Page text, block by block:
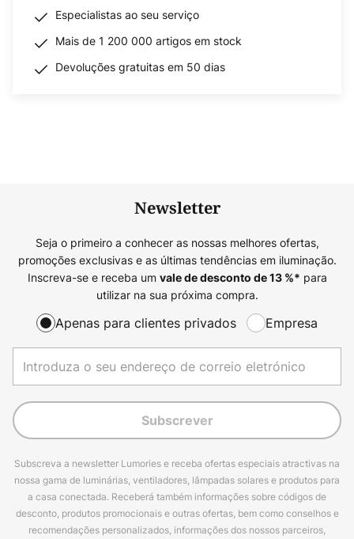
Especialistas ao seu serviço
Mais de 1 200 000 artigos em stock
Devoluções gratuitas em 50 dias
Newsletter
Seja o primeiro a conhecer as nossas melhores ofertas,
promoções exclusivas e as últimas tendências em iluminação.
Inscreva-se e receba um vale de desconto de13%* para
utilizar na sua próxima compra.
Apenas para clientes privados Empresa
Subscrever
Subscreva a newsletter Lumories e receba ofertas especiais atractivas na
nossa gama de luminárias, ventiladores, lâmpadas solares e produtos para
a casa conectada. Receberá também informações sobre códigos de
desconto, produtos promocionais e outras ofertas, bem como conselhos e
recomendações personalizados, informações dos nossos parceiros,